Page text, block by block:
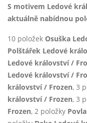
S motivem Ledové
aktuálně nabídnou
10 položek Osuška
Polštářek Ledové
Ledové království /
Ledové království /
království / Frozen, 3
království / Frozen, 3
Frozen, 2 položky